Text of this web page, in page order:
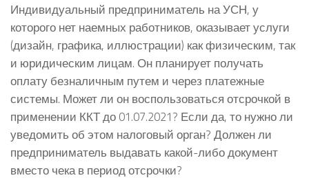
Индивидуальный предприниматель на УСН, у
которого нет наемных работников, оказывает услуги
(дизайн, графика, иллюстрации) как физическим, так
и юридическим лицам. Он планирует получать
оплату безналичным путем и через платежные
системы. Может ли он воспользоваться отсрочкой в
применении ККТ до 01.07.2021? Если да, то нужно ли
уведомить об этом налоговый орган? Должен ли
предприниматель выдавать какой-либо документ
вместо чека в период отсрочки?